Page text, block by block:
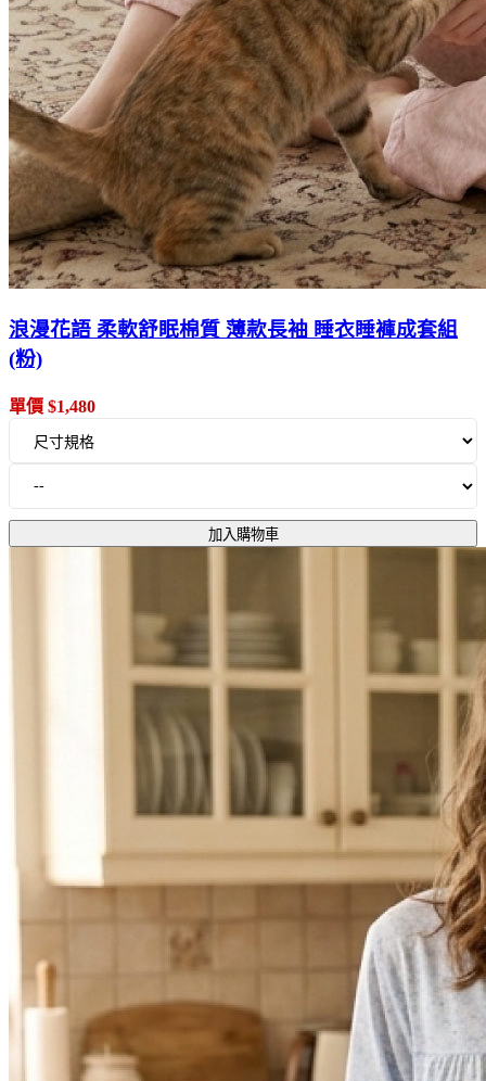
浪漫花語 柔軟舒眠棉質 薄款長袖 睡衣睡褲成套組
(粉)
單價 $1,480
加入購物車